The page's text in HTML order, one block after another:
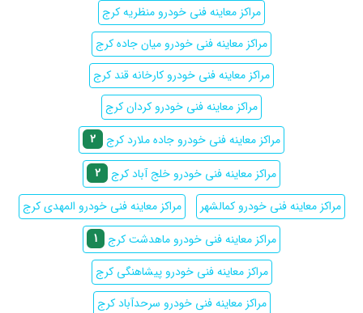
مراکز معاینه فنی خودرو منظریه کرج
مراکز معاینه فنی خودرو میان جاده کرج
مراکز معاینه فنی خودرو کارخانه قند کرج
مراکز معاینه فنی خودرو کردان کرج
مراکز معاینه فنی خودرو جاده ملارد کرج 2
مراکز معاینه فنی خودرو خلج آباد کرج
2
مراکز معاینه فنی خودرو کمالشهر
مراکز معاینه فنی خودرو المهدی کرج
مراکز معاینه فنی خودرو ماهدشت کرج 1
مراکز معاینه فنی خودرو پیشاهنگی کرج
مراکز معاینه فنی خودرو سرحدآباد کرج